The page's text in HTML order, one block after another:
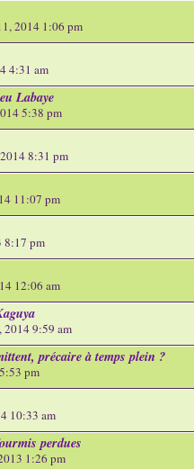
2014 1:06 pm
4:31 am
Labaye
5:38 pm
8:31 pm
11:07 pm
8:17 pm
12:06 am
2014 9:59 am
précaire à temps plein ?
pm
10:33 am
perdues
1:26 pm